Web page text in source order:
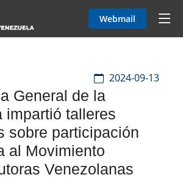
Webmail
2024-09-13
General de la
impartió talleres
sobre participación
al Movimiento
Venezolanas